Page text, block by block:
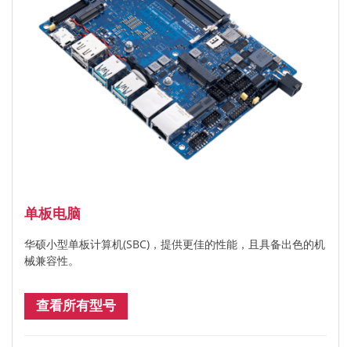
单板电脑
华硕小型单板计算机(SBC)，提供更佳的性能，且具备出色的机
械兼容性。
查看所有型号